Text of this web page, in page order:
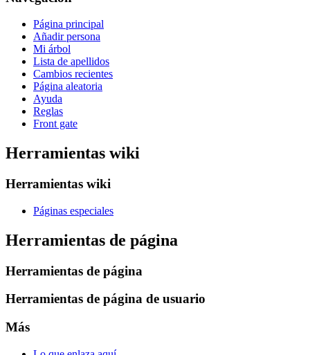
Página principal
Añadir persona
Mi árbol
Lista de apellidos
Cambios recientes
Página aleatoria
Ayuda
Reglas
Front gate
Herramientas wiki
Herramientas wiki
Páginas especiales
Herramientas de página
Herramientas de página
Herramientas de página de usuario
Más